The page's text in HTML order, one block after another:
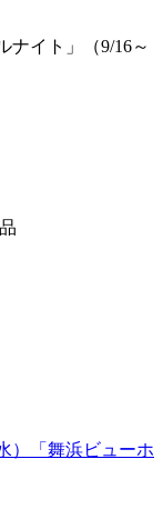
ナイト」（9/16～
）「舞浜ビューホ